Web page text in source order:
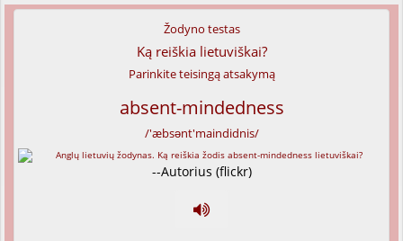
Žodyno testas
Ką reiškia lietuviškai?
Parinkite teisingą atsakymą
absent-mindedness
/'æbsənt'maindidnis/
--Autorius (flickr)